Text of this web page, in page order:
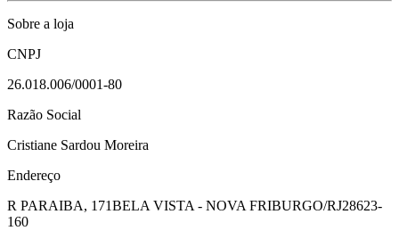
Sobre a loja
CNPJ
26.018.006/0001-80
Razão Social
Cristiane Sardou Moreira
Endereço
R PARAIBA, 171BELA VISTA - NOVA FRIBURGO/RJ28623-
160